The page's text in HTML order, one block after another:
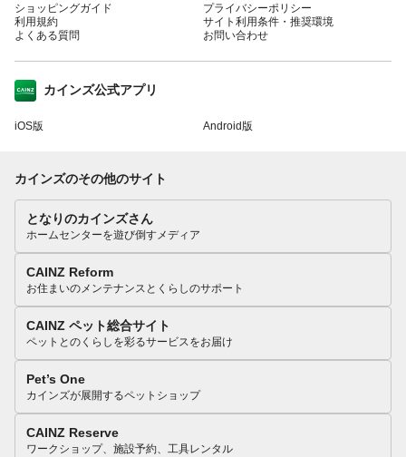
ショッピングガイド
利用規約
よくある質問
プライバシーポリシー
サイト利用条件・推奨環境
お問い合わせ
カインズ公式アプリ
iOS版 Android版
カインズのその他のサイト
となりのカインズさん
ホームセンターを遊び倒すメディア
CAINZ Reform
お住まいのメンテナンスとくらしのサポート
CAINZ ペット総合サイト
ペットとのくらしを彩るサービスをお届け
Pet’s One
カインズが展開するペットショップ
CAINZ Reserve
ワークショップ、施設予約、工具レンタル